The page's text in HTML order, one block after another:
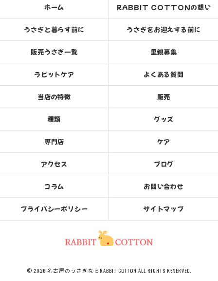
ホーム RABBIT COTTONの想い
うさぎと暮らす前に うさぎをお迎えする前に
販売うさぎ一覧 里親募集
ラビットケア よくある質問
当店の特徴 販売
種類 グッズ
専門店 ケア
アクセス ブログ
コラム お問い合わせ
プライバシーポリシー サイトマップ
© 2026 名古屋のうさぎならRABBIT COTTON ALL RIGHTS RESERVED.